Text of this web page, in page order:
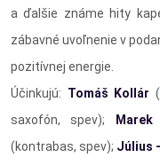
a ďalšie známe hity
zábavné uvoľnenie v
pozitívnej energie.
Účinkujú: Tomáš Kollár
saxofón, spev);
(kontrabas, spev); Július